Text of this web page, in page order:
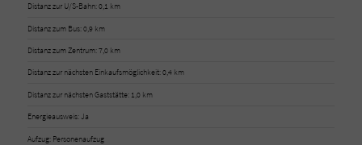
Distanz zur U/S-Bahn: 0,1 km
Distanz zum Bus: 0,9 km
Distanz zum Zentrum: 7,0 km
Distanz zur nächsten Einkaufsmöglichkeit: 0,4 km
Distanz zur nächsten Gaststätte: 1,0 km
Energieausweis: Ja
Aufzug: Personenaufzug